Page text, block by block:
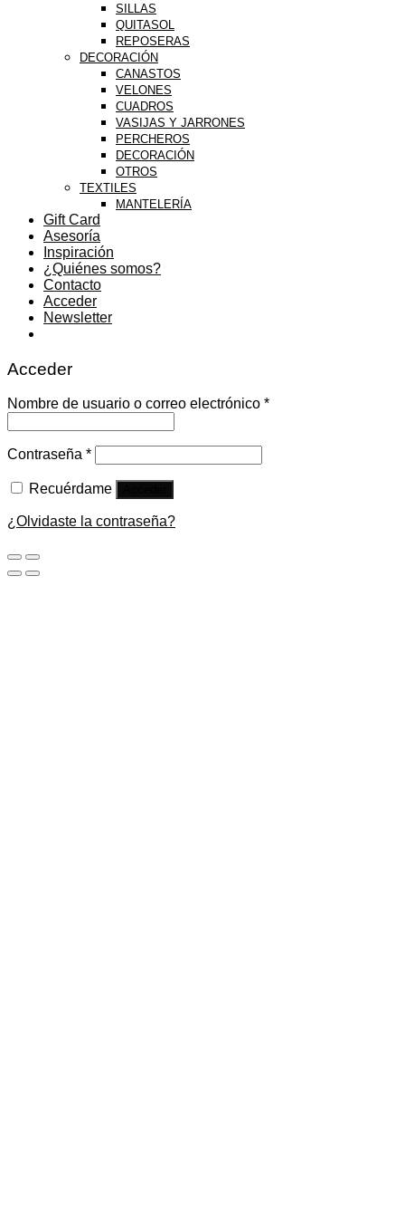
SILLAS
QUITASOL
REPOSERAS
DECORACIÓN
CANASTOS
VELONES
CUADROS
VASIJAS Y JARRONES
PERCHEROS
DECORACIÓN
OTROS
TEXTILES
MANTELERÍA
Gift Card
Asesoría
Inspiración
¿Quiénes somos?
Contacto
Acceder
Newsletter
Acceder
Nombre de usuario o correo electrónico *
Contraseña *
Recuérdame
¿Olvidaste la contraseña?